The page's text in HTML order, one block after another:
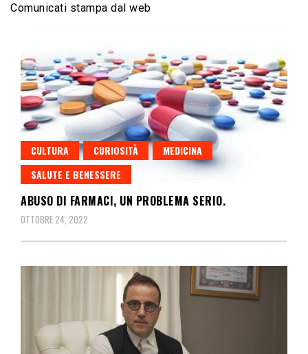
Comunicati stampa dal web
CULTURA CURIOSITÀ
MEDICINA
SALUTE E BENESSERE
ABUSO DI FARMACI, UN PROBLEMA SERIO.
OTTOBRE 24, 2022